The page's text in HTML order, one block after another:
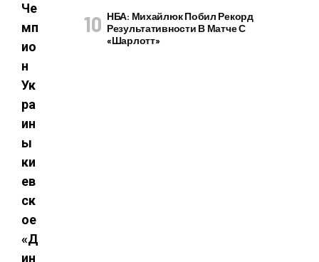
Че
мп
ио
н
Ук
ра
ин
ы
ки
ев
ск
ое
«Д
ин
НБА: Михайлюк Побил Рекорд
Результативности В Матче С
«Шарлотт»